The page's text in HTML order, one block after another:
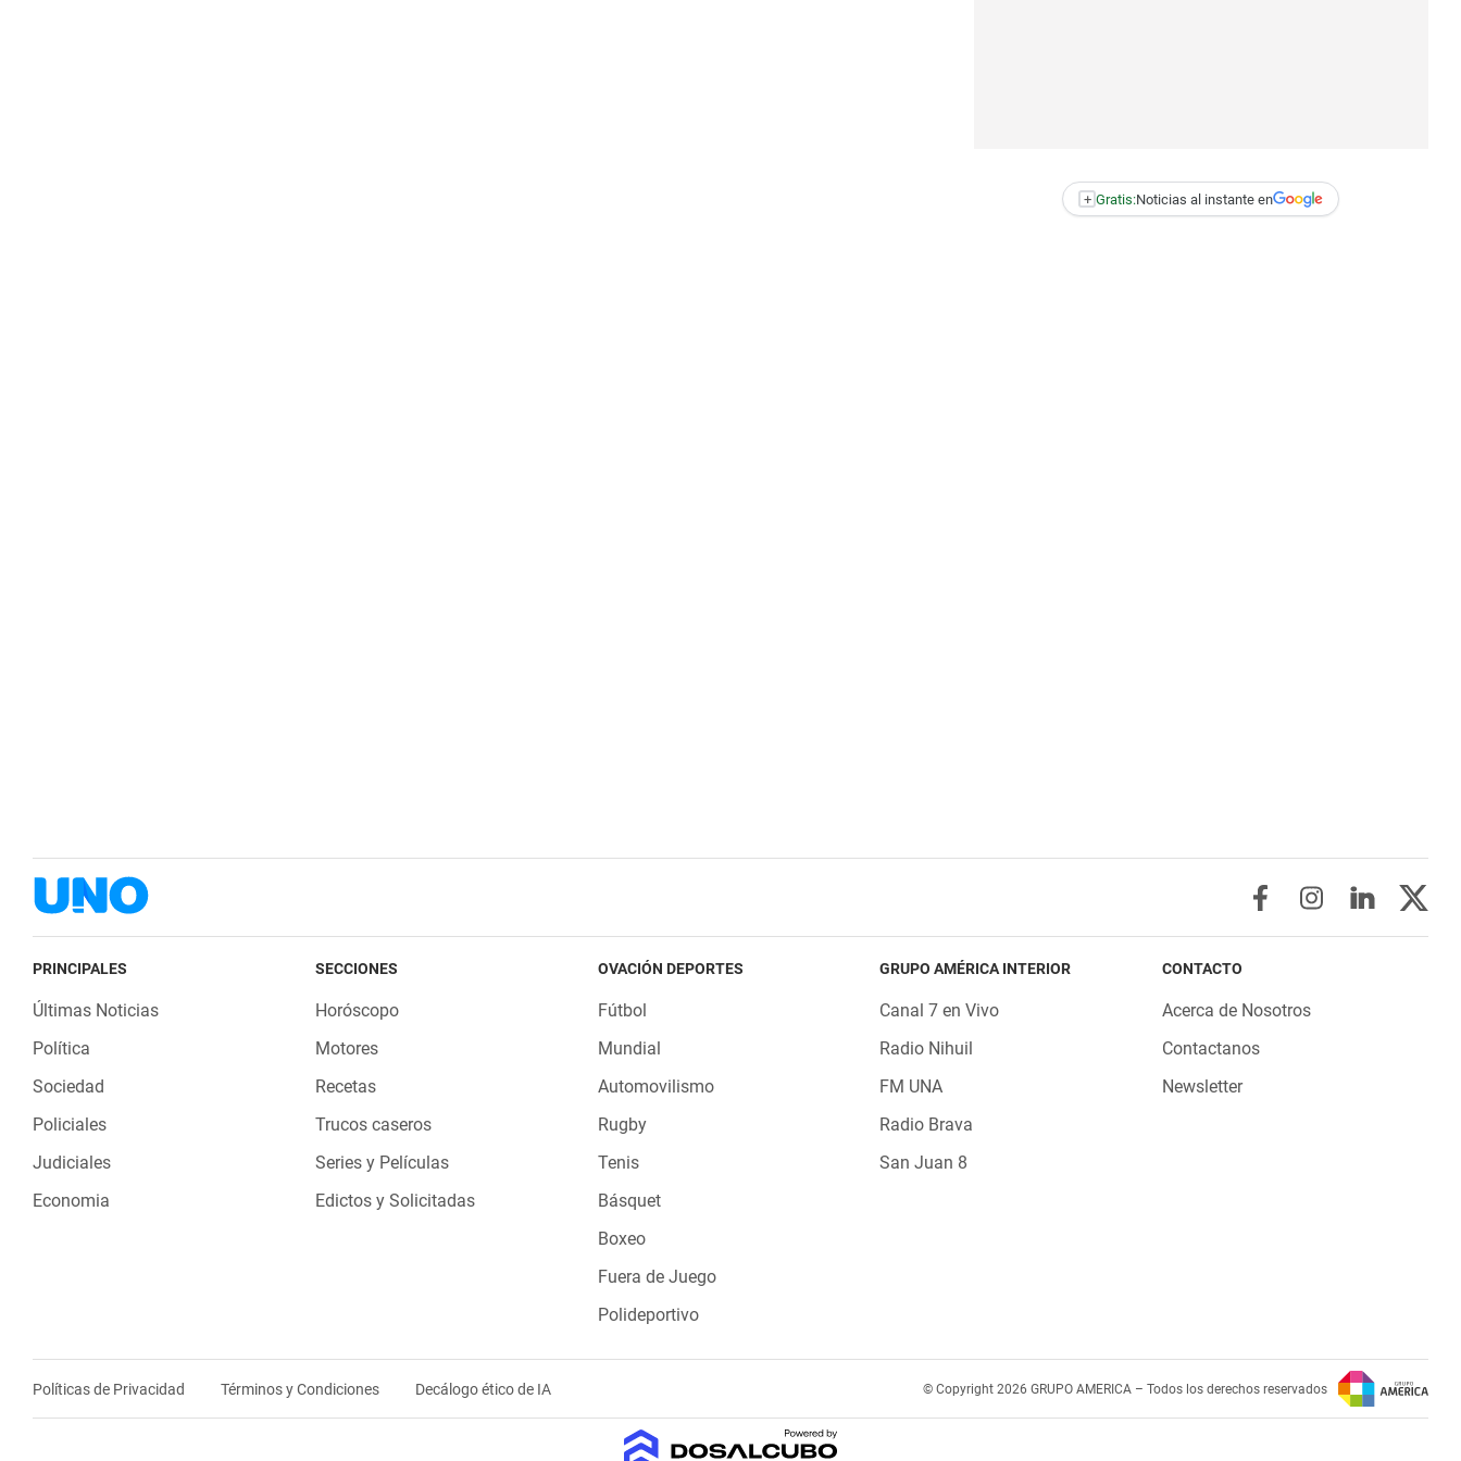
+ Gratis:Noticias al instante en
PRINCIPALES
Últimas Noticias
Política
Sociedad
Policiales
Judiciales
Economia
SECCIONES
Horóscopo
Motores
Recetas
Trucos caseros
Series y Películas
Edictos y Solicitadas
OVACIÓN DEPORTES
Fútbol
Mundial
Automovilismo
Rugby
Tenis
Básquet
Boxeo
Fuera de Juego
Polideportivo
GRUPO AMÉRICA INTERIOR
Canal 7 en Vivo
Radio Nihuil
FM UNA
Radio Brava
San Juan 8
CONTACTO
Acerca de Nosotros
Contactanos
Newsletter
Políticas de Privacidad Términos y Condiciones Decálogo ético de IA © Copyright 2026 GRUPO AMERICA – Todos los derechos reservados